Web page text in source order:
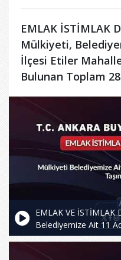
EMLAK İSTİMLAK
Mülkiyeti,
İlçesi Etiler
Bulunan Toplam
EMLAK VE İSTİMLAK
Belediyemize Ait 11
Taşınmazın Satışı